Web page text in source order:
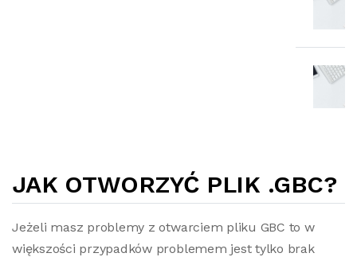
JAK OTWORZYĆ PLIK .GBC?
Jeżeli masz problemy z otwarciem pliku GBC to w
większości przypadków problemem jest tylko brak